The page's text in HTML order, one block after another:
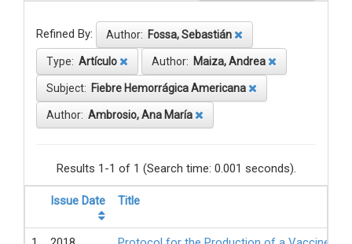
Refined By: Author: Fossa, Sebastián
Type: Artículo Author: Maiza, Andrea
Subject: Fiebre Hemorrágica Americana
Author: Ambrosio, Ana María
Results 1-1 of 1 (Search time: 0.001 seconds).
Issue Date Title